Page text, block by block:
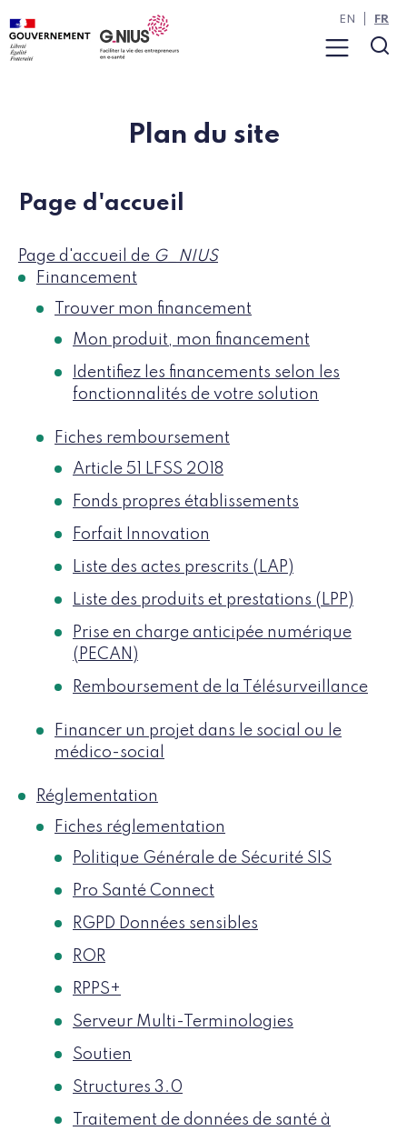
Panneau de gestion des cookies
Aller au contenu
Aller à la navigation
Menu
EN FR
Plan du site
Page d'accueil
Page d'accueil de G_NIUS
Financement
Trouver mon financement
Mon produit, mon financement
Identifiez les financements selon les
fonctionnalités de votre solution
Fiches remboursement
Article 51 LFSS 2018
Fonds propres établissements
Forfait Innovation
Liste des actes prescrits (LAP)
Liste des produits et prestations (LPP)
Prise en charge anticipée numérique
(PECAN)
Remboursement de la Télésurveillance
Financer un projet dans le social ou le
médico-social
Réglementation
Fiches réglementation
Politique Générale de Sécurité SIS
Pro Santé Connect
RGPD Données sensibles
ROR
RPPS+
Serveur Multi-Terminologies
Soutien
Structures 3.0
Traitement de données de santé à